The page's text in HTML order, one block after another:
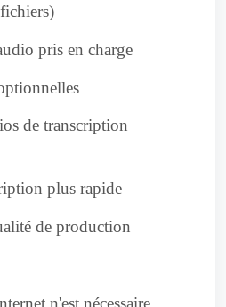
pris en charge
de transcription
plus rapide
de production
n'est nécessaire